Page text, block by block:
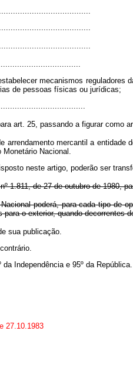
......
mecanismos
de pessoas físicas ou jurídicas;
art. 25, passando a figurar como
arrendamento mercantil a entidade
Monetário Nacional.
neste artigo, poderão ser
1.811, de 27 de outubro de 1980,
poderá, para cada tipo de
o exterior, quando decorrentes
sua publicação.
Independência e 95º da República.
27.10.1983